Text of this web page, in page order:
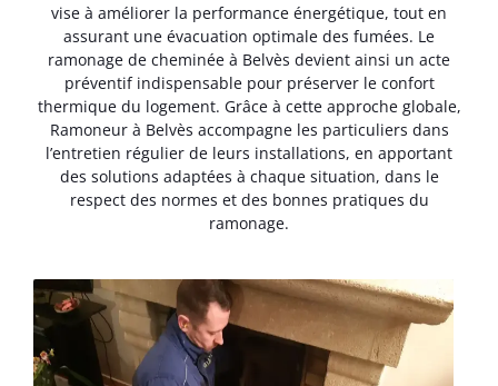
vise à améliorer la performance énergétique, tout en
assurant une évacuation optimale des fumées. Le
ramonage de cheminée à Belvès devient ainsi un acte
préventif indispensable pour préserver le confort
thermique du logement. Grâce à cette approche globale,
Ramoneur à Belvès accompagne les particuliers dans
l’entretien régulier de leurs installations, en apportant
des solutions adaptées à chaque situation, dans le
respect des normes et des bonnes pratiques du
ramonage.